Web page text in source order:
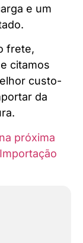
e um
frete,
citamos
custo-
da
próxima